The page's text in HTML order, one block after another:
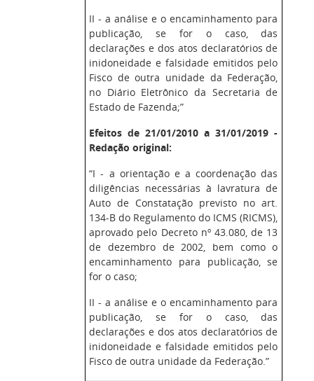
II - a análise e o encaminhamento para
publicação, se for o caso, das
declarações e dos atos declaratórios de
inidoneidade e falsidade emitidos pelo
Fisco de outra unidade da Federação,
no Diário Eletrônico da Secretaria de
Estado de Fazenda;”
Efeitos de 21/01/2010 a 31/01/2019 -
Redação original:
“I - a orientação e a coordenação das
diligências necessárias à lavratura de
Auto de Constatação previsto no art.
134-B do Regulamento do ICMS (RICMS),
aprovado pelo Decreto nº 43.080, de 13
de dezembro de 2002, bem como o
encaminhamento para publicação, se
for o caso;
II - a análise e o encaminhamento para
publicação, se for o caso, das
declarações e dos atos declaratórios de
inidoneidade e falsidade emitidos pelo
Fisco de outra unidade da Federação.”